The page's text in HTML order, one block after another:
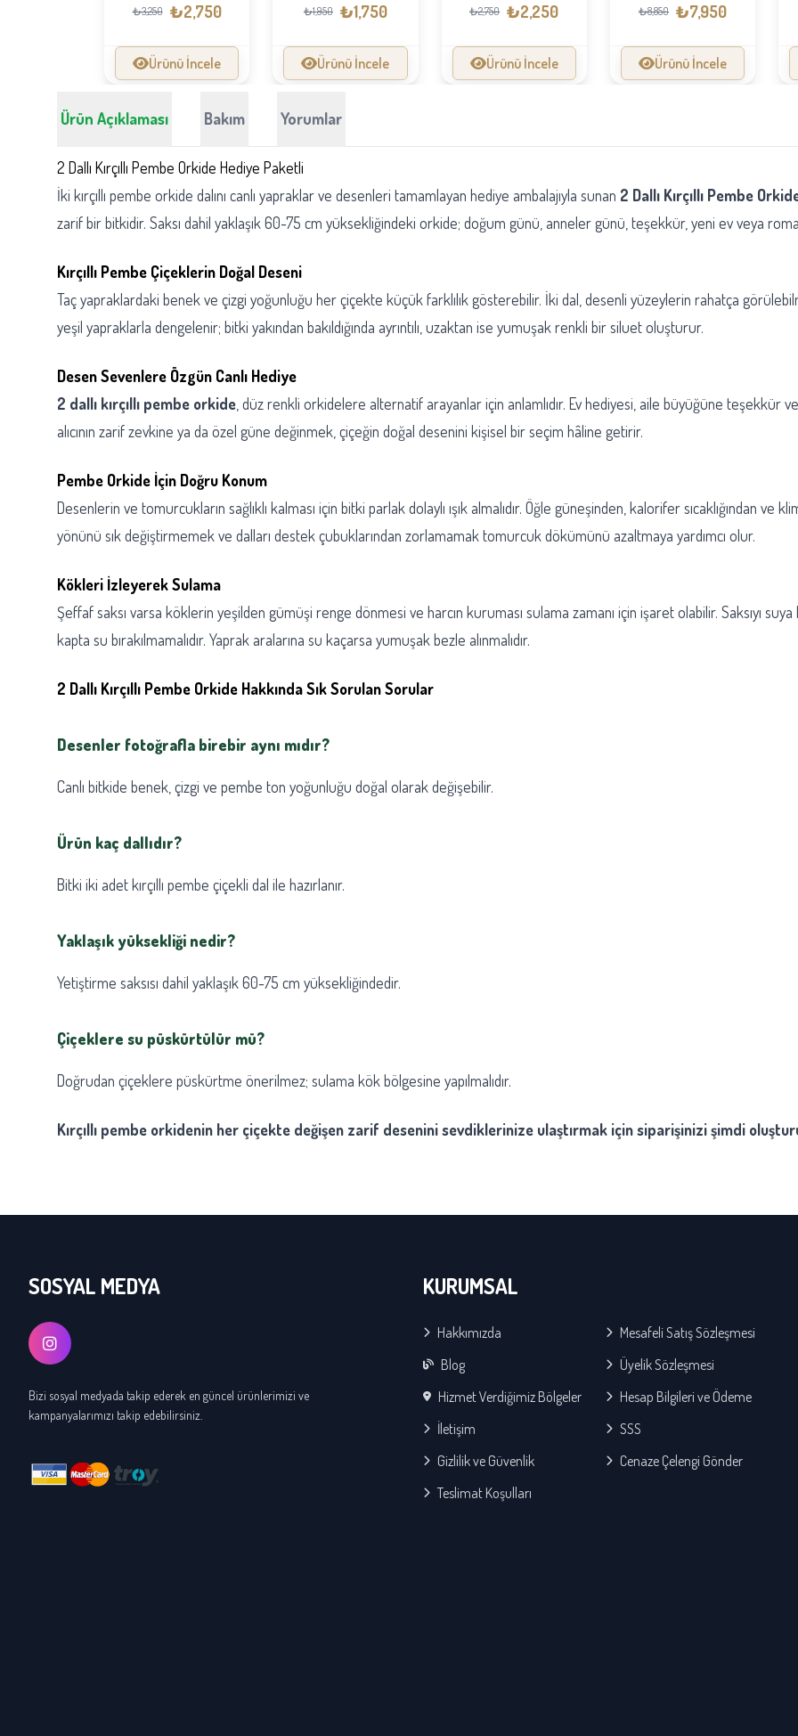
₺3,250 ₺2,750
Ürünü İncele
₺1,950 ₺1,750
Ürünü İncele
₺2,750 ₺2,250
Ürünü İncele
₺8,850 ₺7,950
Ürünü İncele
Ürün Açıklaması Bakım Yorumlar
2 Dallı Kırçıllı Pembe Orkide Hediye Paketli
İki kırçıllı pembe orkide dalını canlı yapraklar ve desenleri tamamlayan hediye ambalajıyla sunan 2 Dallı Kırçıllı Pembe
zarif bir bitkidir. Saksı dahil yaklaşık 60-75 cm yüksekliğindeki orkide; doğum günü, anneler günü, teşekkür, yeni ev veya
Kırçıllı Pembe Çiçeklerin Doğal Deseni
Taç yapraklardaki benek ve çizgi yoğunluğu her çiçekte küçük farklılık gösterebilir. İki dal, desenli yüzeylerin rahatça
yeşil yapraklarla dengelenir; bitki yakından bakıldığında ayrıntılı, uzaktan ise yumuşak renkli bir siluet oluşturur.
Desen Sevenlere Özgün Canlı Hediye
2 dallı kırçıllı pembe orkide , düz renkli orkidelere alternatif arayanlar için anlamlıdır. Ev hediyesi, aile büyüğüne teşekkür
alıcının zarif zevkine ya da özel güne değinmek, çiçeğin doğal desenini kişisel bir seçim hâline getirir.
Pembe Orkide İçin Doğru Konum
Desenlerin ve tomurcukların sağlıklı kalması için bitki parlak dolaylı ışık almalıdır. Öğle güneşinden, kalorifer sıcaklığından ve
yönünü sık değiştirmemek ve dalları destek çubuklarından zorlamamak tomurcuk dökümünü azaltmaya yardımcı olur.
Kökleri İzleyerek Sulama
Şeffaf saksı varsa köklerin yeşilden gümüşi renge dönmesi ve harcın kuruması sulama zamanı için işaret olabilir. Saksıyı
kapta su bırakılmamalıdır. Yaprak aralarına su kaçarsa yumuşak bezle alınmalıdır.
2 Dallı Kırçıllı Pembe Orkide Hakkında Sık Sorulan Sorular
Desenler fotoğrafla birebir aynı mıdır?
Canlı bitkide benek, çizgi ve pembe ton yoğunluğu doğal olarak değişebilir.
Ürün kaç dallıdır?
Bitki iki adet kırçıllı pembe çiçekli dal ile hazırlanır.
Yaklaşık yüksekliği nedir?
Yetiştirme saksısı dahil yaklaşık 60-75 cm yüksekliğindedir.
Çiçeklere su püskürtülür mü?
Doğrudan çiçeklere püskürtme önerilmez; sulama kök bölgesine yapılmalıdır.
Kırçıllı pembe orkidenin her çiçekte değişen zarif desenini sevdiklerinize ulaştırmak için siparişinizi şimdi
SOSYAL MEDYA
Bizi sosyal medyada takip ederek en güncel ürünlerimizi ve
kampanyalarımızı takip edebilirsiniz.
KURUMSAL
Hakkımızda
Blog
Hizmet Verdiğimiz Bölgeler
İletişim
Gizlilik ve Güvenlik
Teslimat Koşulları
Mesafeli Satış Sözleşmesi
Üyelik Sözleşmesi
Hesap Bilgileri ve Ödeme
SSS
Cenaze Çelengi Gönder